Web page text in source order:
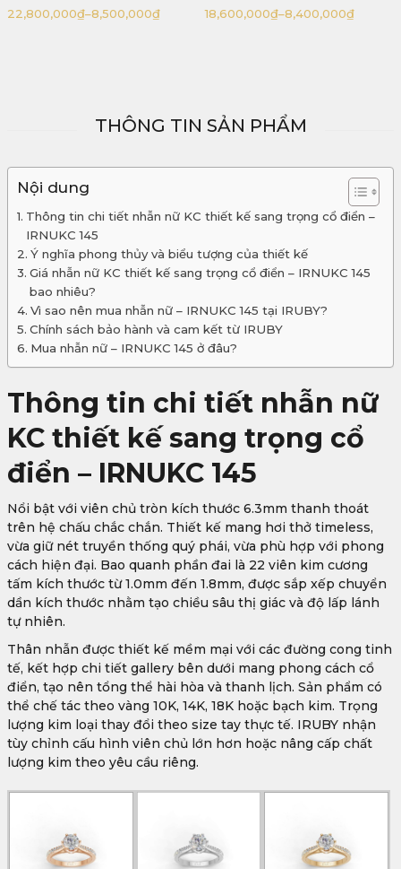
8,400,000₫
–
18,600,000₫
THÔNG TIN SẢN PHẨM
Nội dung
Thông tin chi tiết nhẫn nữ KC thiết kế sang trọng cổ điển –
IRNUKC 145
Ý nghĩa phong thủy và biểu tượng của thiết kế
Giá nhẫn nữ KC thiết kế sang trọng cổ điển – IRNUKC 145
bao nhiêu?
Vì sao nên mua nhẫn nữ – IRNUKC 145 tại IRUBY?
Chính sách bảo hành và cam kết từ IRUBY
Mua nhẫn nữ – IRNUKC 145 ở đâu?
Thông tin chi tiết nhẫn nữ
KC thiết kế sang trọng cổ
điển – IRNUKC 145
Nổi bật với viên chủ tròn kích thước 6.3mm thanh thoát
trên hệ chấu chắc chắn. Thiết kế mang hơi thở timeless,
vừa giữ nét truyền thống quý phái, vừa phù hợp với phong
cách hiện đại. Bao quanh phần đai là 22 viên kim cương
tấm kích thước từ 1.0mm đến 1.8mm, được sắp xếp chuyển
dần kích thước nhằm tạo chiều sâu thị giác và độ lấp lánh
tự nhiên.
Thân nhẫn được thiết kế mềm mại với các đường cong tinh
tế, kết hợp chi tiết gallery bên dưới mang phong cách cổ
điển, tạo nên tổng thể hài hòa và thanh lịch. Sản phẩm có
thể chế tác theo vàng 10K, 14K, 18K hoặc bạch kim. Trọng
lượng kim loại thay đổi theo size tay thực tế. IRUBY nhận
tùy chỉnh cấu hình viên chủ lớn hơn hoặc nâng cấp chất
lượng kim theo yêu cầu riêng.